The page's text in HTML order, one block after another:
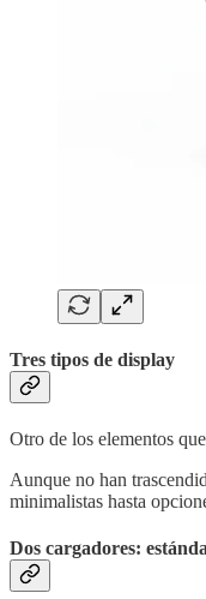
Tres tipos de display
Otro de los elementos
Aunque no han
minimalistas hasta
Dos cargadores: